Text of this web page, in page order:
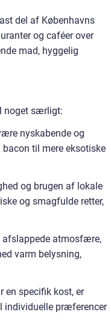
del af Københavns
og caféer over
mad, hyggelig
noget særligt:
nyskabende og
til mere eksotiske
og brugen af lokale
og smagfulde retter,
afslappede atmosfære,
varm belysning,
en specifik kost, er
individuelle præferencer